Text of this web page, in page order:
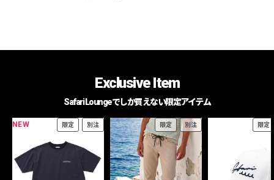
Exclusive Item
Safari Loungeでしか買えない限定アイテム
NEW 限定 別注 限定 別注 限定